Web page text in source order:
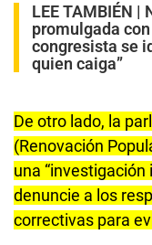
LEE TAMBIÉN |
promulgada
congresista se
quien caiga”
De otro lado, la
(Renovación
una “investigación
denuncie a los
correctivas para